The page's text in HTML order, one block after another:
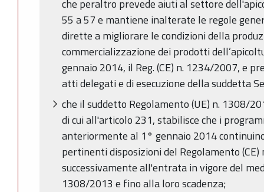
che peraltro prevede aiuti al settore
55 a 57 e mantiene inalterate le regole
dirette a migliorare le condizioni della
commercializzazione dei prodotti
gennaio 2014, il Reg. (CE) n. 1234/2007, e
atti delegati e di esecuzione della suddetta
che il suddetto Regolamento (UE) n. 1308/
di cui all'articolo 231, stabilisce che i
anteriormente al 1° gennaio 2014
pertinenti disposizioni del Regolamento
successivamente all'entrata in vigore del
1308/2013 e fino alla loro scadenza;